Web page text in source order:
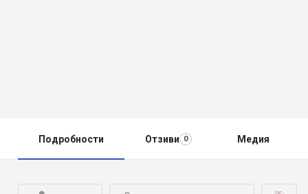
Подробности Отзиви 0 Медия